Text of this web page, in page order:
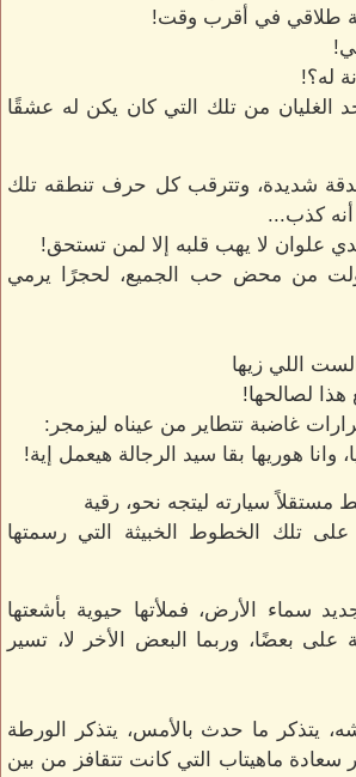
طلاقي في أقرب وقت!
له؟!
الغليان من تلك التي كان يكن له عشقًا
بدقة شديدة، وتترقب كل حرف تنطقه تلك
أنه كذب...
علوان لا يهب قلبه إلا لمن تستحق!
من محض حب الجميع، لحجرًا يرمي
اللي زيها
لصالحها!
غاضبة تتطاير من عيناه ليزمجر:
وانا هوريها بقا سيد الرجالة هيعمل إية!
مستقلاً سيارته ليتجه نحو، رقية
تلك الخطوط الخبيثة التي رسمتها
الأرض، فملأتها حيوية بأشعتها
على بعضًا، وربما البعض الأخر لا، تسير
يتذكر ما حدث بالأمس، يتذكر الورطة
سعادة ماهيتاب التي كانت تتقافز من بين